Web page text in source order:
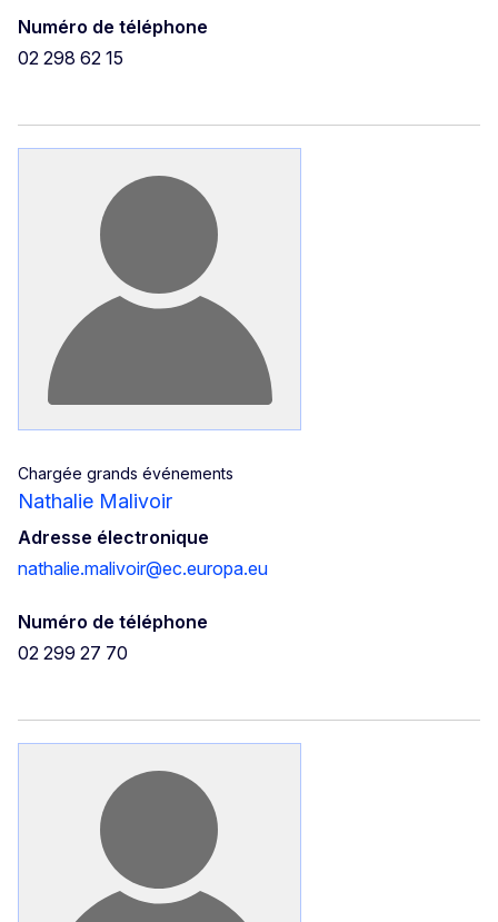
Numéro de téléphone
02 298 62 15
Chargée grands événements
Nathalie Malivoir
Adresse électronique
nathalie.malivoir@ec.europa.eu
Numéro de téléphone
02 299 27 70